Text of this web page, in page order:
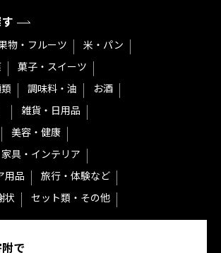
物・フルーツ
米・パン
菓子・スイーツ
調味料・油
お酒
雑貨・日用品
美容・健康
家具・インテリア
用品
旅行・体験など
状
セット類・その他
で